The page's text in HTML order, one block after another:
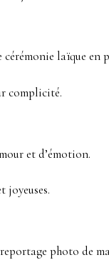
laïque en
complicité.
et d’émotion.
joyeuses.
photo de